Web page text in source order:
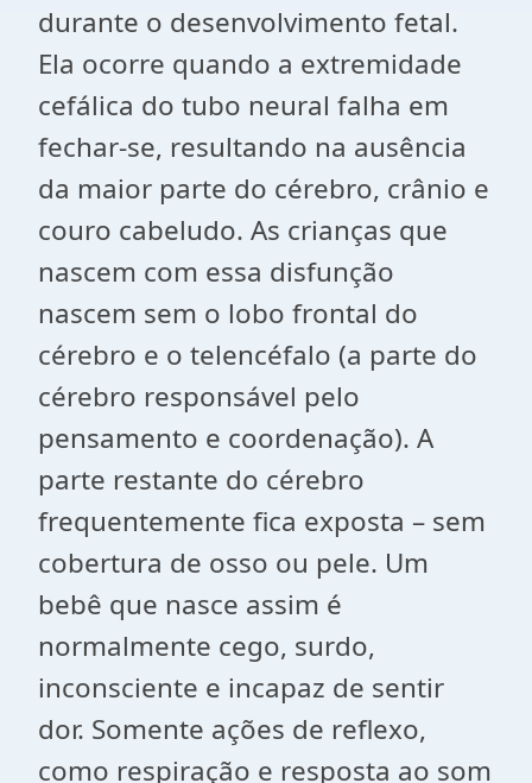
durante o desenvolvimento fetal.
Ela ocorre quando a extremidade
cefálica do tubo neural falha em
fechar-se, resultando na ausência
da maior parte do cérebro, crânio e
couro cabeludo. As crianças que
nascem com essa disfunção
nascem sem o lobo frontal do
cérebro e o telencéfalo (a parte do
cérebro responsável pelo
pensamento e coordenação). A
parte restante do cérebro
frequentemente fica exposta – sem
cobertura de osso ou pele. Um
bebê que nasce assim é
normalmente cego, surdo,
inconsciente e incapaz de sentir
dor. Somente ações de reflexo,
como respiração e resposta ao som